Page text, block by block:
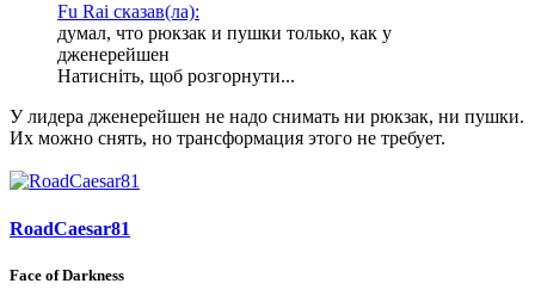
Fu Rai сказав(ла):
думал, что рюкзак и пушки только, как у
дженерейшен
Натисніть, щоб розгорнути...
У лидера дженерейшен не надо снимать ни рюкзак, ни пушки.
Их можно снять, но трансформация этого не требует.
RoadCaesar81
Face of Darkness